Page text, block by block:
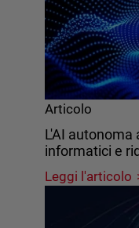
Articolo
L'AI
informatici e
Leggi l'articolo